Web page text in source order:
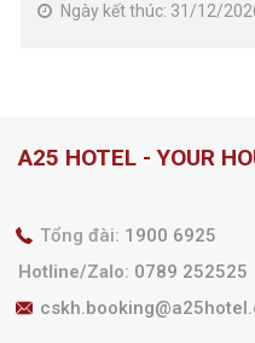
Ngày kết thúc: 31/12/
A25 HOTEL - YOUR
Tổng đài: 1900 6925
Hotline/Zalo: 0789 252525